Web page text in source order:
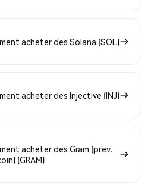
acheter des Solana (SOL)
acheter des Injective (INJ)
acheter des Gram (prev.
(GRAM)